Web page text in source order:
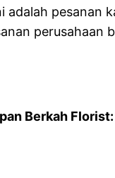
adalah pesanan
perusahaan
Berkah Florist: